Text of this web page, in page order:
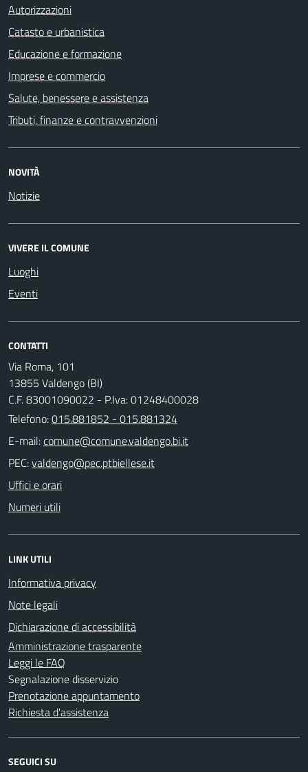
Autorizzazioni
Catasto e urbanistica
Educazione e formazione
Imprese e commercio
Salute, benessere e assistenza
Tributi, finanze e contravvenzioni
NOVITÀ
Notizie
VIVERE IL COMUNE
Luoghi
Eventi
CONTATTI
Via Roma, 101
13855 Valdengo (BI)
C.F. 83001090022 - P.Iva: 01248400028
Telefono:015.881852 - 015.881324
E-mail:
PEC:
Uffici e orari
Numeri utili
LINK UTILI
Informativa privacy
Note legali
Dichiarazione di accessibilità
Amministrazione trasparente
Leggi le FAQ
Segnalazione disservizio
Prenotazione appuntamento
Richiesta d'assistenza
SEGUICI SU